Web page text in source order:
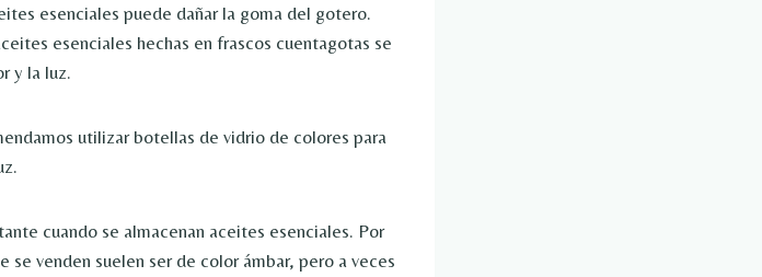
esenciales puede dañar la goma del gotero.
esenciales hechas en frascos cuentagotas se
y la luz.
utilizar botellas de vidrio de colores para
cuando se almacenan aceites esenciales. Por
venden suelen ser de color ámbar, pero a veces